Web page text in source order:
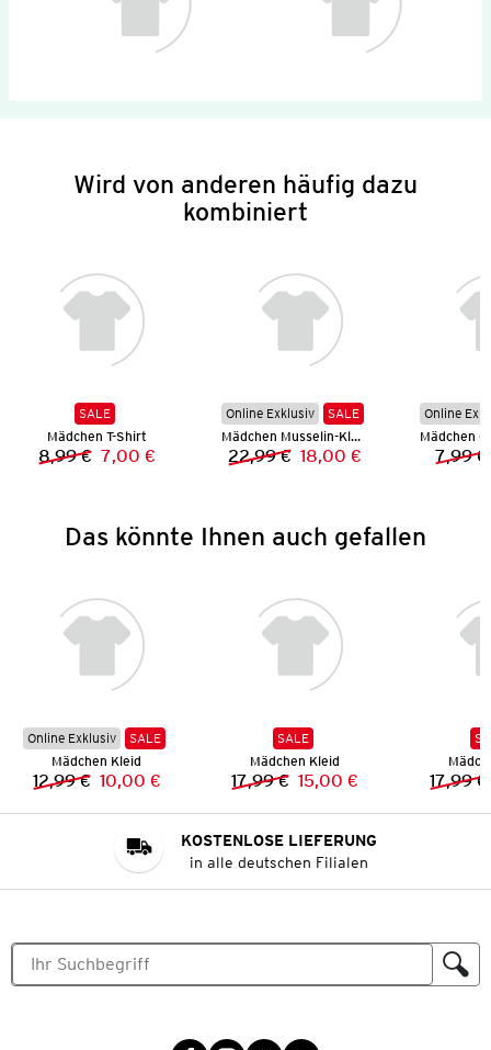
Wird von anderen häufig dazu
kombiniert
SALE
Mädchen T-Shirt
Vorheriger Preis:
8,99 € Neuer Preis:
7,00 €
Online Exklusiv
SALE
Mädchen Musselin-Kleid
Vorheriger Preis:
22,99 € Neuer Preis:
18,00 €
Online
7,99 €
Das könnte Ihnen auch gefallen
Online Exklusiv
SALE
Mädchen Kleid
Vorheriger Preis:
12,99 € Neuer Preis:
10,00 €
SALE
Mädchen Kleid
Vorheriger Preis:
17,99 € Neuer Preis:
15,00 € 17,99 €
KOSTENLOSE LIEFERUNG
in alle deutschen Filialen